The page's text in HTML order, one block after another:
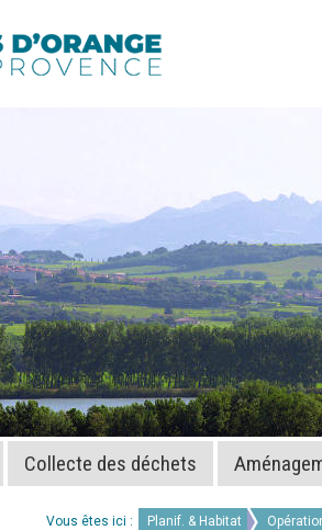
Collecte des déchets
Vous êtes ici : Planif. & Habitat